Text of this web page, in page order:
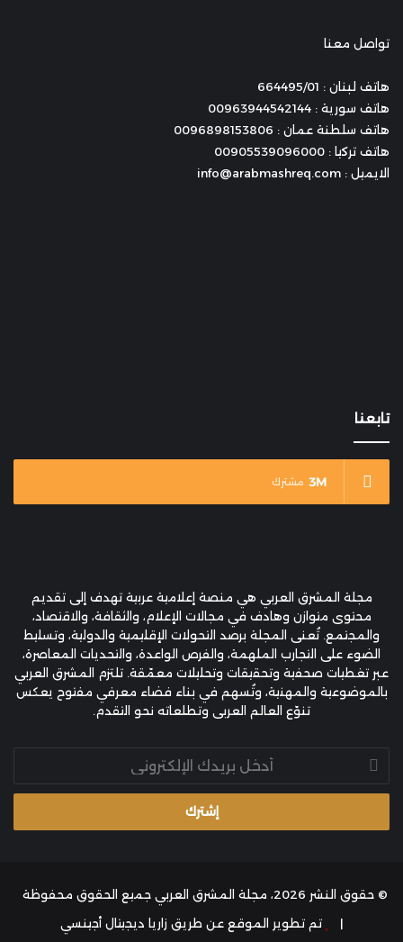
تواصل معنا
هاتف لبنان : 664495/01
هاتف سورية : 00963944542144
هاتف سلطنة عمان : 0096898153806
هاتف تركيا : 00905539096000
الايميل : info@arabmashreq.com
تابعنا
3M مشترك
مجلة المشرق العربي هي منصة إعلامية عربية تهدف إلى تقديم
محتوى متوازن وهادف في مجالات الإعلام، والثقافة، والاقتصاد،
والمجتمع. تُعنى المجلة برصد التحولات الإقليمية والدولية، وتسليط
الضوء على التجارب الملهمة، والفرص الواعدة، والتحديات المعاصرة،
عبر تغطيات صحفية وتحقيقات وتحليلات معمّقة. تلتزم المشرق العربي
بالموضوعية والمهنية، وتُسهم في بناء فضاء معرفي مفتوح يعكس
تنوّع العالم العربي وتطلعاته نحو التقدم.
بريدك
الإلكتروني
© حقوق النشر 2026، مجلة المشرق العربي جميع الحقوق محفوظة
|
تم تطوير الموقع عن طريق زاريا ديجيتال أجينسي